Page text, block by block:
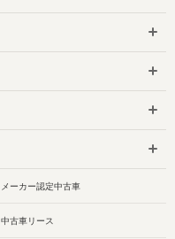
メーカー認定中古車
中古車リース